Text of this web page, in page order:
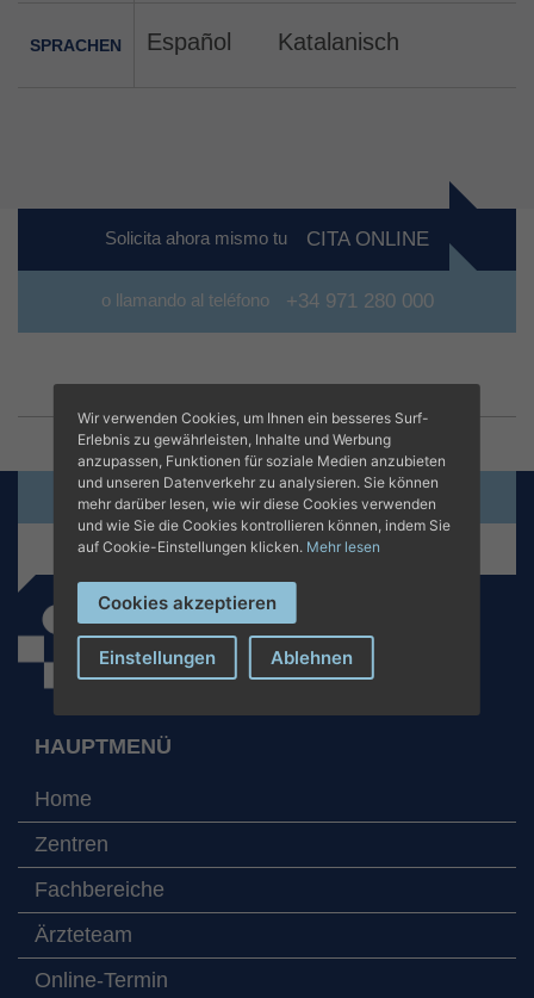
SPRACHEN Español Katalanisch
Solicita ahora mismo tu CITA ONLINE
o llamando al teléfono +34 971 280 000
Termin online beantragen
+34 971 280 000
HAUPTMENÜ
Home
Zentren
Fachbereiche
Ärzteteam
Online-Termin
Wir verwenden Cookies, um Ihnen ein besseres Surf-
Erlebnis zu gewährleisten, Inhalte und Werbung
anzupassen, Funktionen für soziale Medien anzubieten
und unseren Datenverkehr zu analysieren. Sie können
mehr darüber lesen, wie wir diese Cookies verwenden
und wie Sie die Cookies kontrollieren können, indem Sie
auf Cookie-Einstellungen klicken. Mehr lesen
Cookies akzeptieren
Einstellungen Ablehnen